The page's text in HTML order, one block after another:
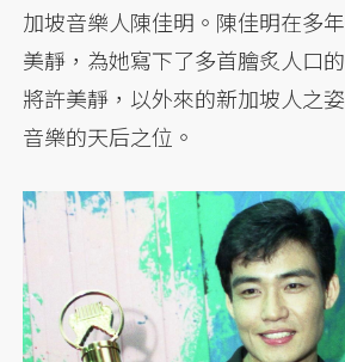
加坡音樂人陳佳明。陳佳明在多
美靜，為她寫下了多首膾炙人口
將許美靜，以外來的新加坡人之
音樂的天后之位。